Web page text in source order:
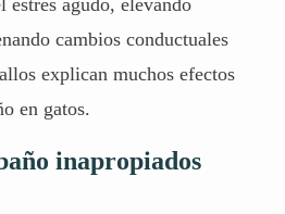
cambios conductuales
explican muchos efectos
en gatos.
inapropiados